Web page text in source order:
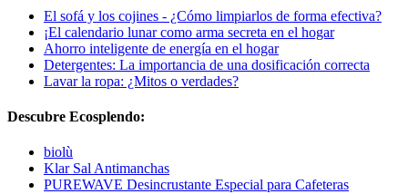
El sofá y los cojines - ¿Cómo limpiarlos de forma efectiva?
¡El calendario lunar como arma secreta en el hogar
Ahorro inteligente de energía en el hogar
Detergentes: La importancia de una dosificación correcta
Lavar la ropa: ¿Mitos o verdades?
Descubre Ecosplendo:
biolù
Klar Sal Antimanchas
PUREWAVE Desincrustante Especial para Cafeteras